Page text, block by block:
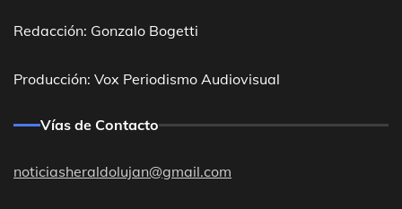
Redacción: Gonzalo Bogetti
Producción: Vox Periodismo Audiovisual
Vías de Contacto
noticiasheraldolujan@gmail.com